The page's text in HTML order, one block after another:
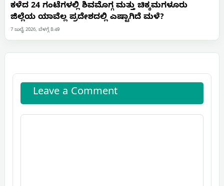
ಕಳೆದ 24 ಗಂಟೆಗಳಲ್ಲಿ ಶಿವಮೊಗ್ಗ ಮತ್ತು ಚಿಕ್ಕಮಗಳೂರು
ಜಿಲ್ಲೆಯ ಯಾವೆಲ್ಲ ಪ್ರದೇಶದಲ್ಲಿ ಎಷ್ಟಾಗಿದೆ ಮಳೆ?
7 ಜುಲೈ 2026, ಬೆಳಗ್ಗೆ 8:49
Leave a Comment
Comment